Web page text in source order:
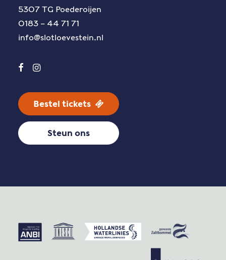
5307 TG Poederoijen
0183 – 44 71 71
info@slotloevestein.nl
Bestel tickets
Steun ons